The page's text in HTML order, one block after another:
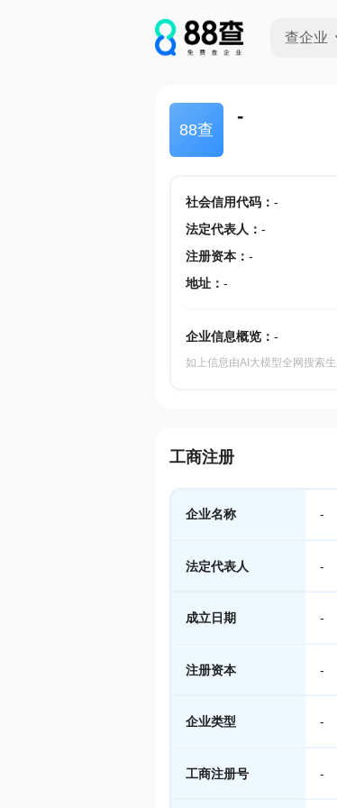
查企业
88查
-
社会信用代码： -
法定代表人 ： -
注册资本： -
地址： -
企业信息概览： -
如上信息由AI大模型全网搜索
工商注册
企业名称 -
法定代表人 -
成立日期 -
注册资本 -
企业类型 -
工商注册号 -